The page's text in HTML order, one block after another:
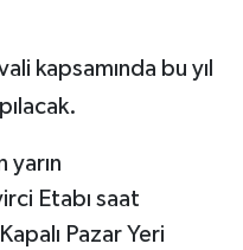
kapsamında bu yıl
yarın
Etabı saat
Pazar Yeri